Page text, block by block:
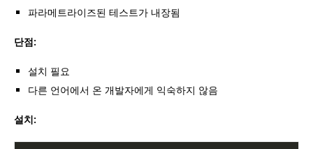
파라메트라이즈된 테스트가 내장됨
단점:
설치 필요
다른 언어에서 온 개발자에게 익숙하지 않음
설치: